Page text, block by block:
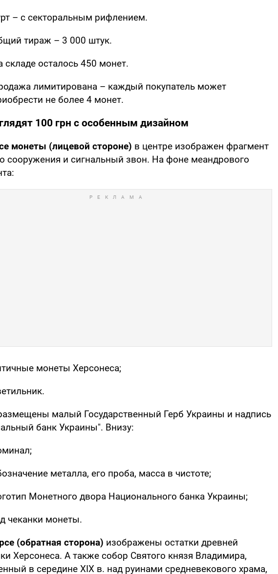
– с секторальным рифлением.
тираж – 3 000 штук.
складе осталось 450 монет.
лимитирована – каждый покупатель может
не более 4 монет.
100 грн с особенным дизайном
монеты (лицевой стороне) в центре изображен фрагмент
сооружения и сигнальный звон. На фоне меандрового
монеты Херсонеса;
малый Государственный Герб Украины и надпись
банк Украины". Внизу:
металла, его проба, масса в чистоте;
Монетного двора Национального банка Украины;
чеканки монеты.
(обратная сторона) изображены остатки древней
Херсонеса. А также собор Святого князя Владимира,
в середине XIX в. над руинами средневекового храма,